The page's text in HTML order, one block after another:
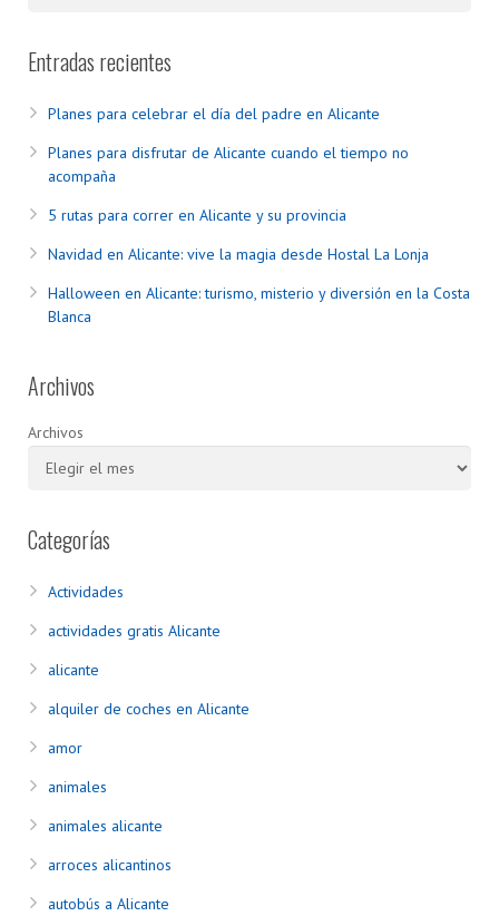
Entradas recientes
Planes para celebrar el día del padre en Alicante
Planes para disfrutar de Alicante cuando el tiempo no
acompaña
5 rutas para correr en Alicante y su provincia
Navidad en Alicante: vive la magia desde Hostal La Lonja
Halloween en Alicante: turismo, misterio y diversión en la Costa
Blanca
Archivos
Archivos
Categorías
Actividades
actividades gratis Alicante
alicante
alquiler de coches en Alicante
amor
animales
animales alicante
arroces alicantinos
autobús a Alicante